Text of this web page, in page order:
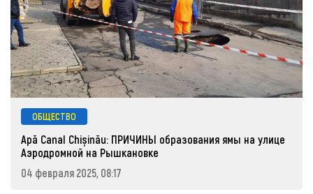
ОБЩЕСТВО
Apă Canal Chișinău: ПРИЧИНЫ образования ямы на улице
Аэродромной на Рышкановке
04 февраля 2025, 08:17